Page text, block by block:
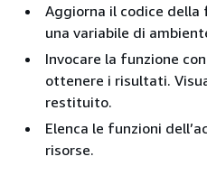
Aggiorna il codice della
una variabile di
Invocare la funzione
ottenere i risultati.
restituito.
Elenca le funzioni
risorse.